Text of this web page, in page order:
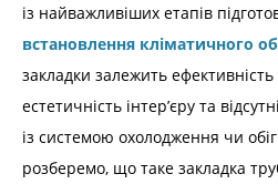
із найважливіших етапів
встановлення кліматичного
закладки залежить
естетичність інтер’єру та
із системою охолодження чи
розберемо, що таке закладка